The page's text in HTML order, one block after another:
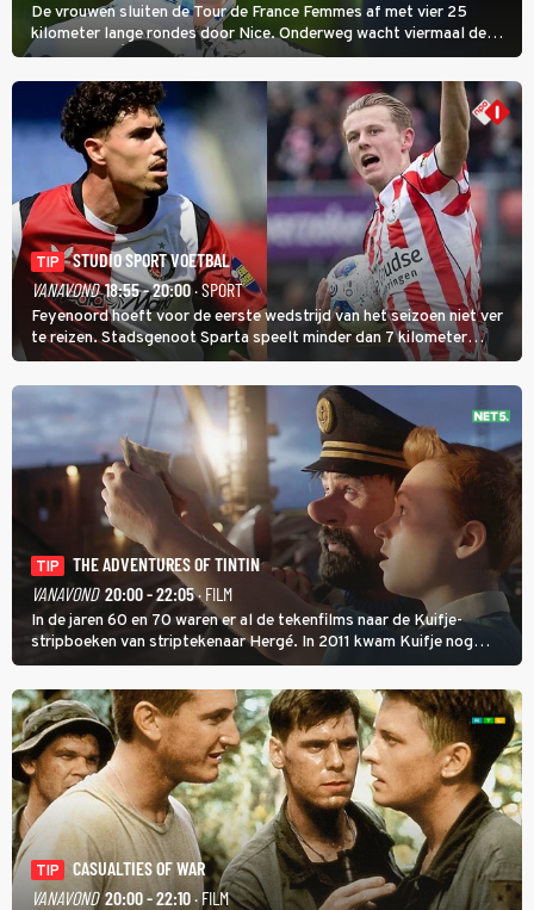
De vrouwen sluiten de Tour de France Femmes af met vier 25
kilometer lange rondes door Nice. Onderweg wacht viermaal de
zware Col d'Èze. Aan de finish op de Promenade des Anglais krijgt
de eindwinnaar de laatste gele trui.
TIP
STUDIO SPORT VOETBAL
VANAVOND 18:55 - 20:00· SPORT
Feyenoord hoeft voor de eerste wedstrijd van het seizoen niet ver
te reizen. Stadsgenoot Sparta speelt minder dan 7 kilometer
verderop. Feyenoord trok de Spaanse spits Nacho Ferri aan van
KVC Westerlo uit België.
TIP
THE ADVENTURES OF TINTIN
VANAVOND 20:00 - 22:05· FILM
In de jaren 60 en 70 waren er al de tekenfilms naar de Kuifje-
stripboeken van striptekenaar Hergé. In 2011 kwam Kuifje nog
meer tot leven in The Adventures of Tintin van Steven Spielberg.
TIP
CASUALTIES OF WAR
VANAVOND 20:00 - 22:10· FILM